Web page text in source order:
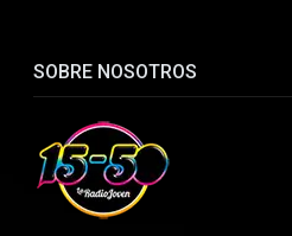
SOBRE NOSOTROS